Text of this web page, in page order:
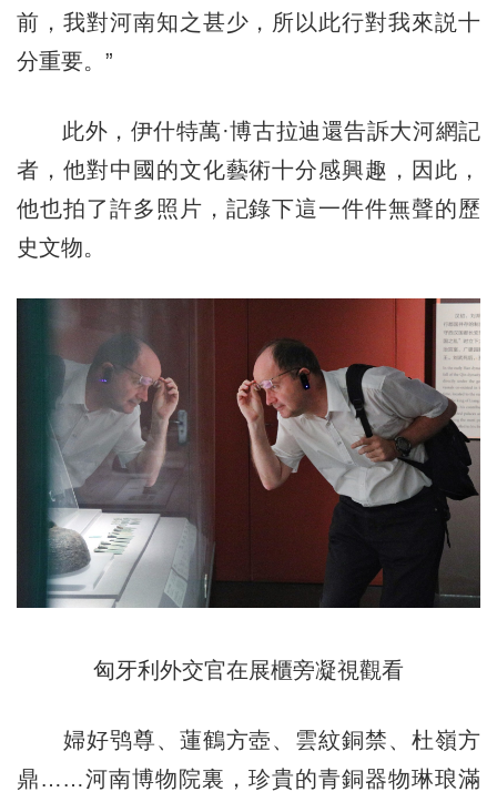
前，我對河南知之甚少，所以此行對我來説十
分重要。”
此外，伊什特萬·博古拉迪還告訴大河網記
者，他對中國的文化藝術十分感興趣，因此，
他也拍了許多照片，記錄下這一件件無聲的歷
史文物。
匈牙利外交官在展櫃旁凝視觀看
婦好鸮尊、蓮鶴方壺、雲紋銅禁、杜嶺方
鼎……河南博物院裏，珍貴的青銅器物琳琅滿